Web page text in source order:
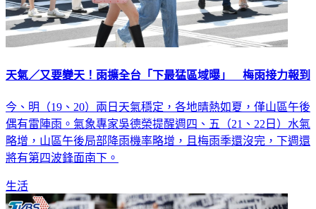
天氣／又要變天！雨擴全台「下最猛區域曝」 梅雨接力報到
今、明（19、20）兩日天氣穩定，各地晴熱如夏，僅山區午後
偶有雷陣雨。氣象專家吳德榮提醒週四、五（21、22日）水氣
略增，山區午後局部降雨機率略增，且梅雨季還沒完，下週還
將有第四波鋒面南下。
生活